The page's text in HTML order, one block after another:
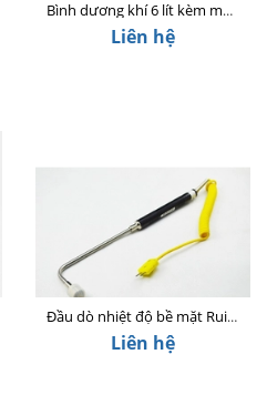
Bình dương khí 6 lít kèm mặt nạ bảo hộ
Liên hệ
Đầu dò nhiệt độ bề mặt Ruibao
Liên hệ